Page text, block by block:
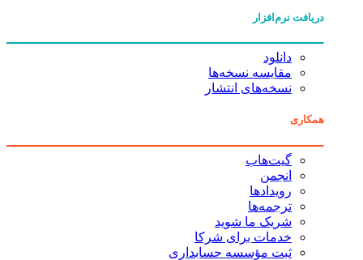
دریافت نرم‌افزار
دانلود
مقایسه نسخه‌ها
نسخه‌های انتشار
همکاری
گیت‌هاب
انجمن
رویدادها
ترجمه‌ها
شریک ما شوید
خدمات برای شرکا
ثبت مؤسسه حسابداری